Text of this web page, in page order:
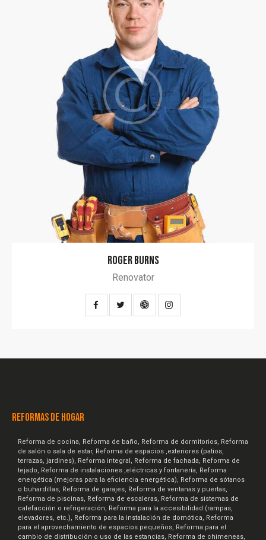
ROGER BURNS
Renovator
REFORMAS DE HOGAR
Reforma de cocina, Reforma de baño, Reforma de dormitorios, Reforma
de salón o sala de estar, Reforma de espacios ,exteriores (patios,
terrazas, jardines), Reforma integral, Reforma de fachada, Reforma de
tejado, Reforma de instalaciones ,eléctricas y fontanería, Reforma
energética (mejoras para la eficiencia energética), Reforma de sótanos
o buhardillas, Reforma de garajes, Reforma de ventanas y puertas,
Reforma de piscinas, Reforma de escaleras, Reforma de sistemas de
calefacción o refrigeración, Reforma para la accesibilidad (rampas,
elevadores, etc.), Reforma para la instalación de domótica, Reforma
para el aprovechamiento de espacios pequeños, Reforma para el
cambio de distribución o uso de las estancias, Reforma de chimeneas,